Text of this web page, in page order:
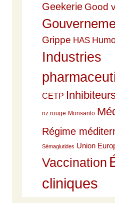
Geekerie Good
Grippe HAS
Industries
CETP
riz rouge Monsanto
Régime
Sémaglutides Union
Vaccination
cliniques